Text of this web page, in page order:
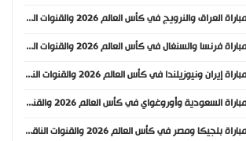
موعد مباراة العراق والنرويج في كأس العالم 2026 والقنوات الناقلة
موعد مباراة فرنسا والسنغال في كأس العالم 2026 والقنوات الناقلة
موعد مباراة إيران ونيوزيلندا في كأس العالم 2026 والقنوات الناقلة
موعد مباراة السعودية وأوروغواي في كأس العالم 2026 والقنوات الناقلة
موعد مباراة بلجيكا ومصر في كأس العالم 2026 والقنوات الناقلة